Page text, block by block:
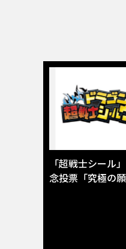
「超戦士シール
念投票「究極の